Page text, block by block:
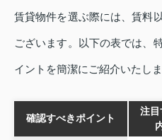
賃貸物件を選ぶ際には、賃料
ございます。以下の表では、
イントを簡潔にご紹介いたしま
確認すべきポイント
注目